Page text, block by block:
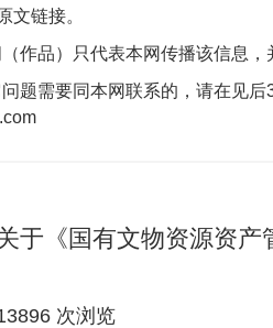
文链接。
作品）只代表本网传播该信息
题需要同本网联系的，请在见后
于《国有文物资源资
次浏览